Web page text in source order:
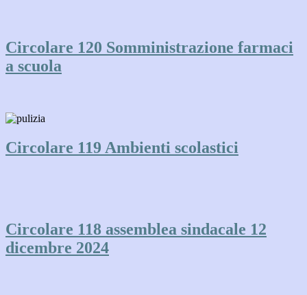
Circolare 120 Somministrazione farmaci
a scuola
Circolare 119 Ambienti scolastici
Circolare 118 assemblea sindacale 12
dicembre 2024